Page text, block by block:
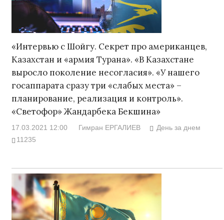
«Интервью с Шойгу. Секрет про американцев,
Казахстан и «армия Турана». «В Казахстане
выросло поколение несогласия». «У нашего
госаппарата сразу три «слабых места» –
планирование, реализация и контроль».
«Светофор» Жандарбека Бекшина»
17.03.2021 12:00 Гимран ЕРГАЛИЕВ
День за днем
11235